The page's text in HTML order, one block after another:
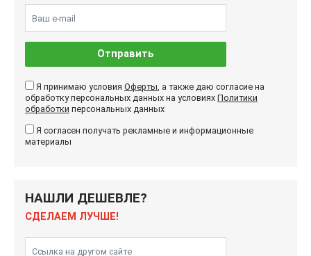
Отправить
Я принимаю условия Оферты, а также даю согласие на
обработку персональных данных на условиях Политики
обработки персональных данных
Я согласен получать рекламные и информационные
материалы
НАШЛИ ДЕШЕВЛЕ?
СДЕЛАЕМ ЛУЧШЕ!